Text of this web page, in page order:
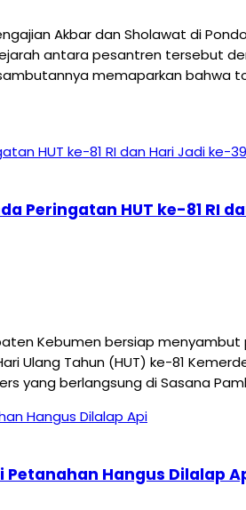
Akbar dan Sholawat di
antara pesantren tersebut
memaparkan bahwa
Peringatan HUT ke-81 RI
Kebumen bersiap
Ulang Tahun (HUT) ke-81
yang berlangsung di Sasana
Hangus Dilalap